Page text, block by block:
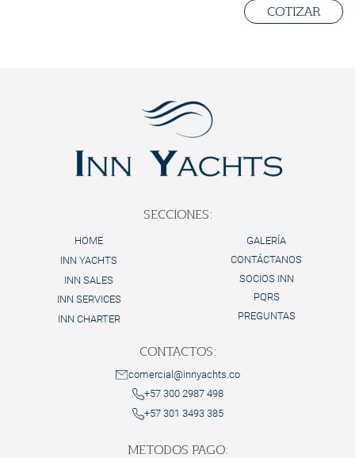
No ingresar con zapatos - no fumar - no arrojar
papeles a los sanitarios - depositar la basura en las
Proceso y Políticas de Reserva
COTIZAR
SECCIONES:
HOME
INN YACHTS
INN SALES
INN SERVICES
INN CHARTER
GALERÍA
CONTÁCTANOS
SOCIOS INN
PQRS
PREGUNTAS
CONTACTOS:
comercial@innyachts.co
+57 300 2987 498
+57 301 3493 385
METODOS PAGO: